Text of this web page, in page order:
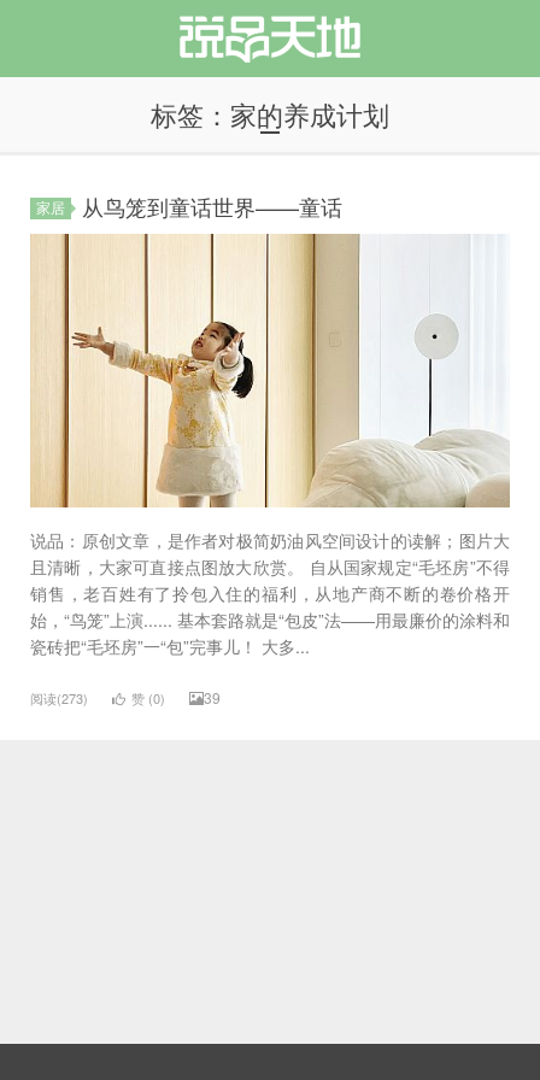
说品天地
标签：家的养成计划
家居 从鸟笼到童话世界——童话
说品：原创文章，是作者对极简奶油风空间设计的读解；图片大
且清晰，大家可直接点图放大欣赏。 自从国家规定“毛坯房”不得
销售，老百姓有了拎包入住的福利，从地产商不断的卷价格开
始，“鸟笼”上演...... 基本套路就是“包皮”法——用最廉价的涂料和
瓷砖把“毛坯房”一“包”完事儿！ 大多...
阅读(273) 赞 (0) 39